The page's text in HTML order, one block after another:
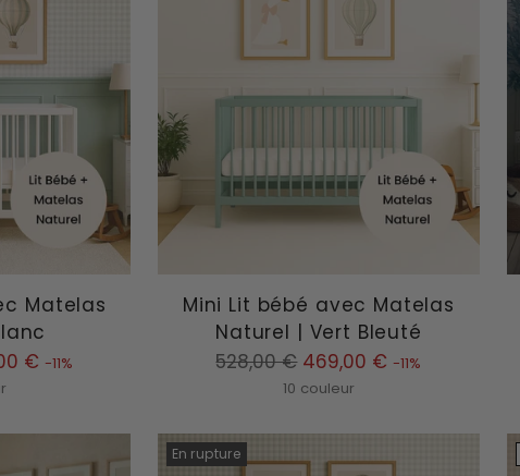
Matelas
€ -11%
Mini Lit bébé avec Matelas
Naturel | Vert Bleuté
Prix
528,00 € 469,00 € -11%
10 couleur
En rupture